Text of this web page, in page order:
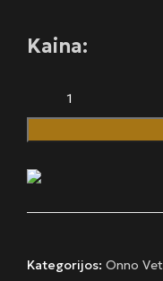
Kaina:
Kategorijos: Onno